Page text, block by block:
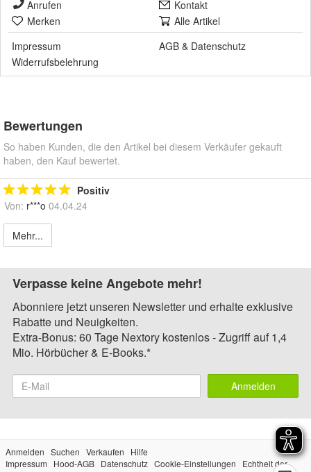
Anrufen
Kontakt
Merken
Alle Artikel
Impressum
AGB & Datenschutz
Widerrufsbelehrung
Bewertungen
So haben Kunden, die den Artikel bei diesem Verkäufer gekauft
haben, den Kauf bewertet.
Positiv
Von: r***o 04.04.24
Mehr...
Verpasse keine Angebote mehr!
Abonniere jetzt unseren Newsletter und erhalte exklusive
Rabatte und Neuigkeiten.
Extra-Bonus: 60 Tage Nextory kostenlos - Zugriff auf 1,4
Mio. Hörbücher & E-Books.*
Anmelden
Anmelden Suchen Verkaufen
Hilfe
Impressum
Hood-AGB Datenschutz Cookie-Einstellungen
Echtheit der